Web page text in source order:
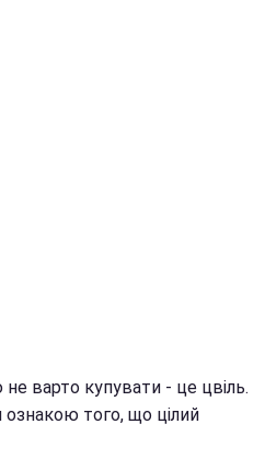
варто купувати - це цвіль.
ознакою того, що цілий